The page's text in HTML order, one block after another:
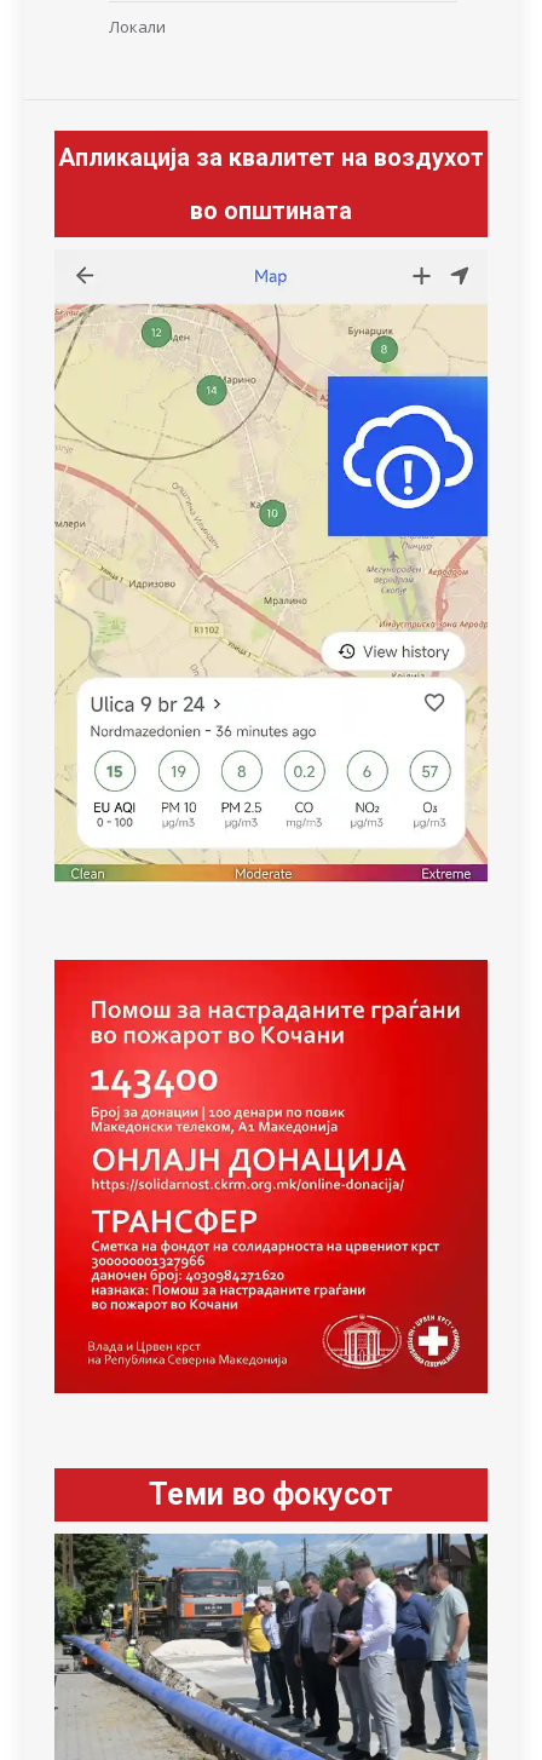
Локали
Апликација за квалитет на воздухот
во општината
Теми во фокусот